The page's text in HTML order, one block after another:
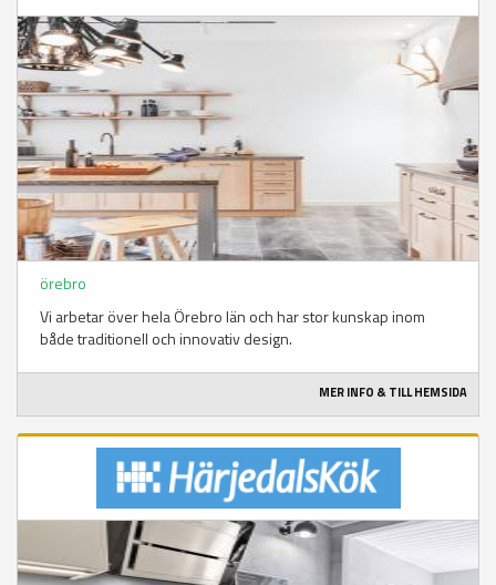
örebro
Vi arbetar över hela Örebro län och har stor kunskap inom
både traditionell och innovativ design.
MER INFO & TILL HEMSIDA